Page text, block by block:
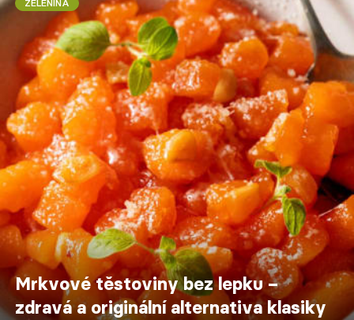
ZELENINA
Mrkvové těstoviny bez lepku –
zdravá a originální alternativa klasiky